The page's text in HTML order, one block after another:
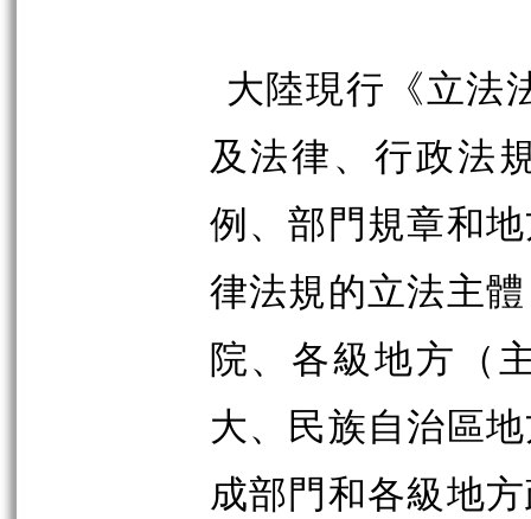
大陸現行《立法
及法律、行政法
例、部門規章和
律法規的立法主
院、各級地方（
大、民族自治區
成部門和各級地